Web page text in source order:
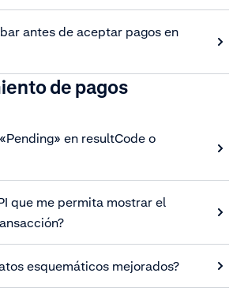
antes de aceptar pagos en
de pagos
en resultCode o
que me permita mostrar el
esquemáticos mejorados?